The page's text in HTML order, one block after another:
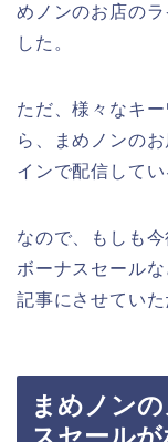
めノンのお店の
した。
ただ、様々なキ
ら、まめノンの
インで配信して
なので、もしも
ボーナスセール
記事にさせてい
まめノン